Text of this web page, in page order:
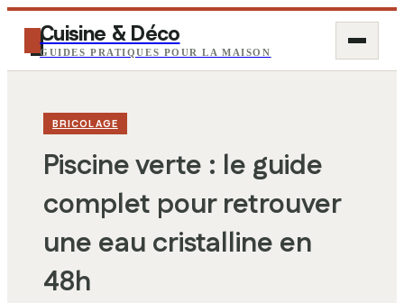
Cuisine & Déco
GUIDES PRATIQUES POUR LA MAISON
BRICOLAGE
Piscine verte : le guide
complet pour retrouver
une eau cristalline en
48h